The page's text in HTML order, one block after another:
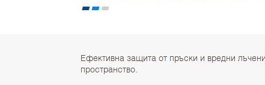
Ефективна защита от пръски и вредни
пространство.